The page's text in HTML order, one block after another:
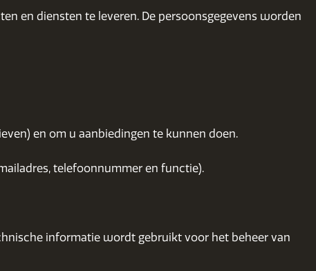
en diensten te leveren. De persoonsgegevens worden
en om u aanbiedingen te kunnen doen.
telefoonnummer en functie).
informatie wordt gebruikt voor het beheer van